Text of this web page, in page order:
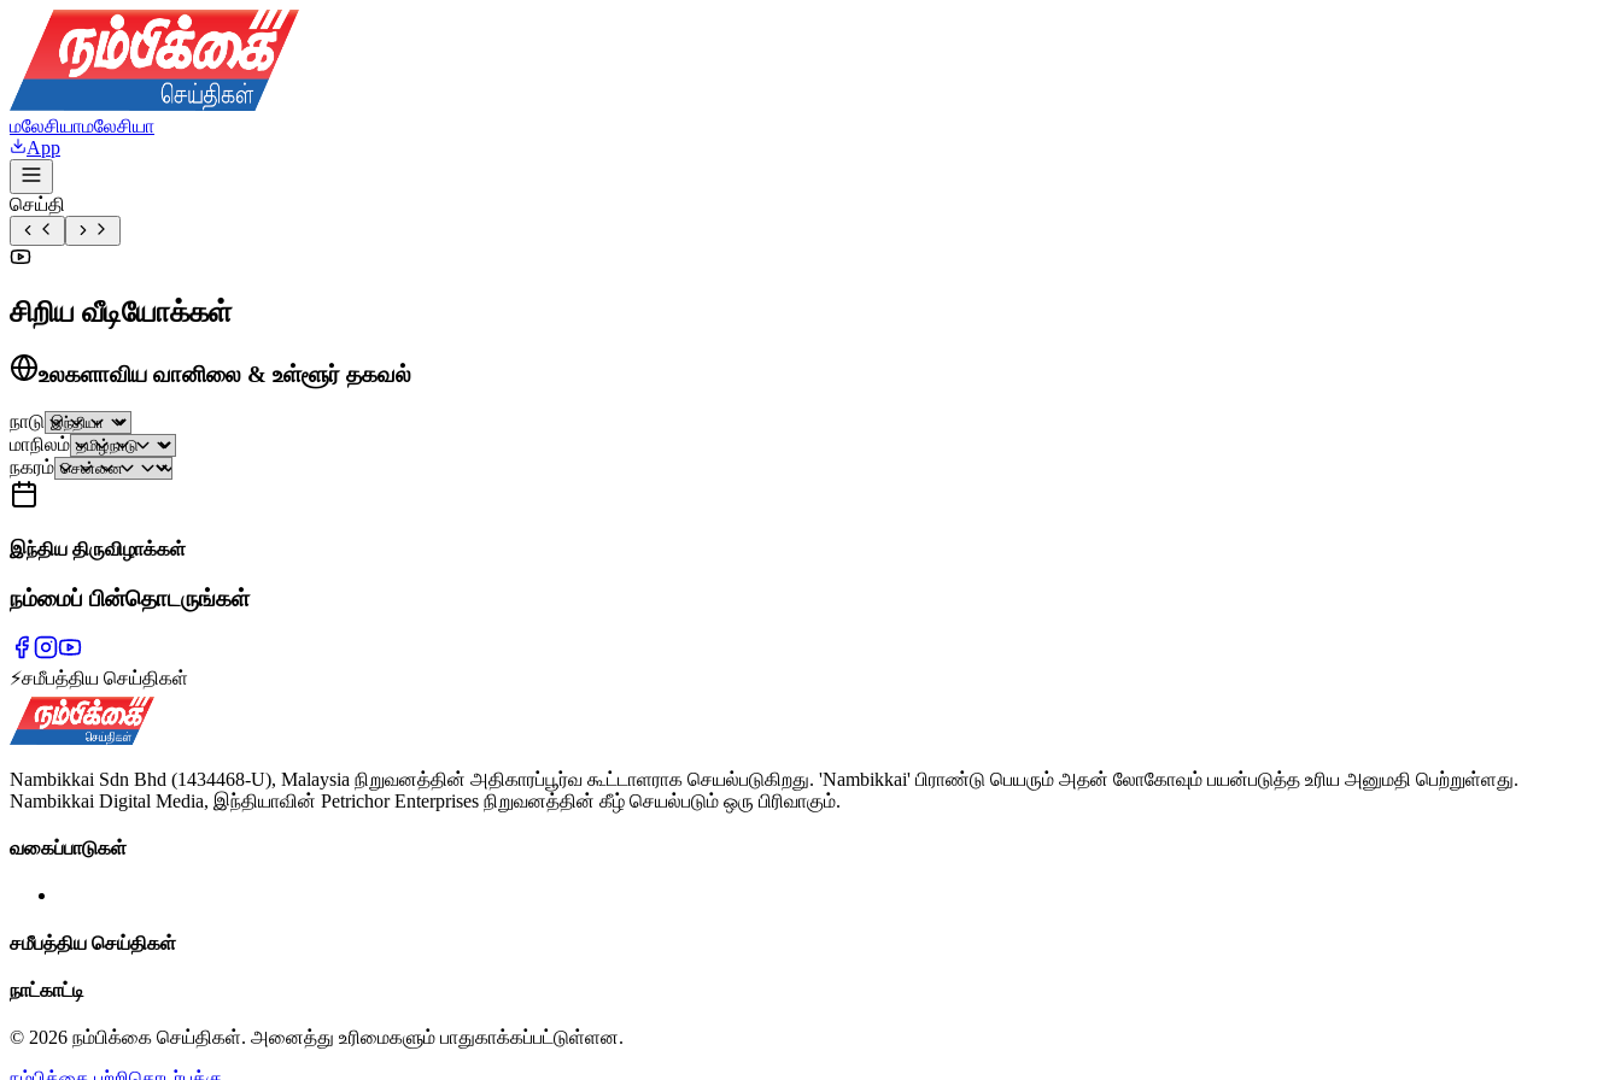
மலேசியாமலேசியா
App
செய்தி
சிறிய வீடியோக்கள்
உலகளாவிய வானிலை & உள்ளூர் தகவல்
நாடு
மாநிலம்
நகரம்
இந்திய திருவிழாக்கள்
நம்மைப் பின்தொடருங்கள்
⚡சமீபத்திய செய்திகள்
Nambikkai Sdn Bhd (1434468-U), Malaysia நிறுவனத்தின் அதிகாரப்பூர்வ கூட்டாளராக செயல்படுகிறது. 'Nambikkai' பிராண்டு பெயரும் அதன் லோகோவும் பயன்படுத்த உரிய அனுமதி பெற்றுள்ளது.
Nambikkai Digital Media, இந்தியாவின் Petrichor Enterprises நிறுவனத்தின் கீழ் செயல்படும் ஒரு பிரிவாகும்.
வகைப்பாடுகள்
சமீபத்திய செய்திகள்
நாட்காட்டி
© 2026 நம்பிக்கை செய்திகள். அனைத்து உரிமைகளும் பாதுகாக்கப்பட்டுள்ளன.